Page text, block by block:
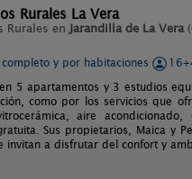
Rurales La Vera
Rurales enJarandilla de La Vera
y por habitaciones
5 apartamentos y 3 estudios
como por los servicios que
aire
Sus propietarios, Maica y
invitan a disfrutar del confort y